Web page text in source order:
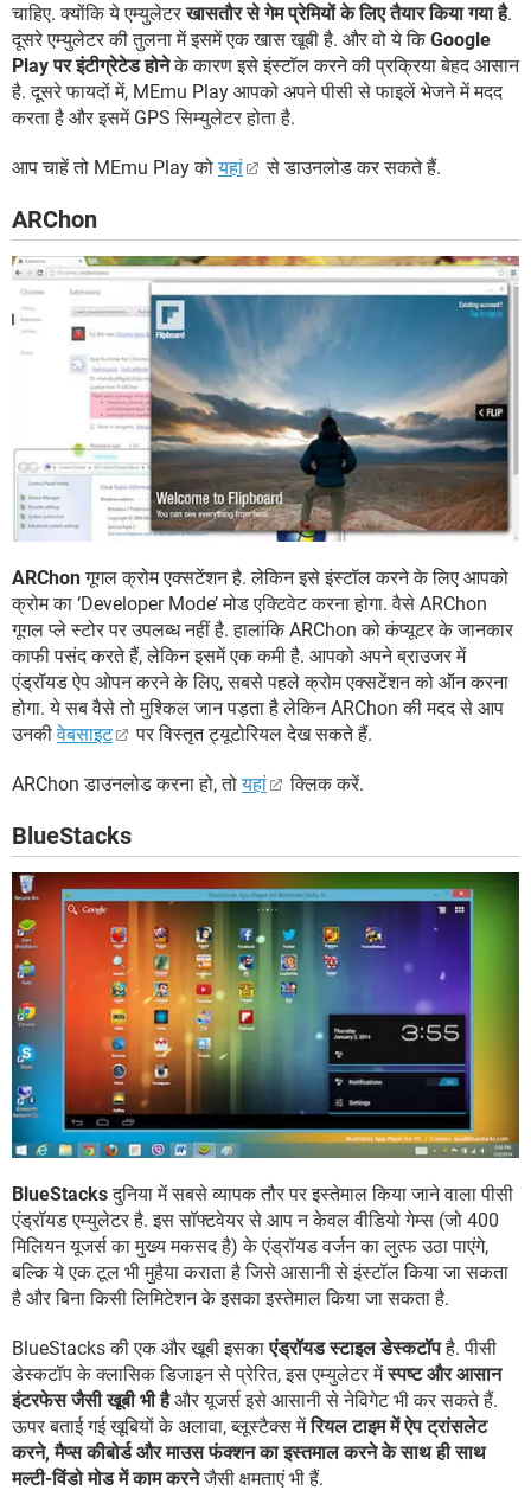
चाहिए. क्योंकि ये एम्युलेटरखासतौर से गेम प्रेमियों के लिए तैयार किया गया है.
दूसरे एम्युलेटर की तुलना में इसमें एक खास खूबी है. और वो ये किGoogle
Play पर इंटीग्रेटेड होनेके कारण इसे इंस्टॉल करने की प्रक्रिया बेहद आसान
है. दूसरे फायदों में, MEmu Play आपको अपने पीसी से फाइलें भेजने में मदद
करता है और इसमें GPS सिम्युलेटर होता है.
आप चाहें तो MEmu Play कोयहां से डाउनलोड कर सकते हैं.
ARChon
ARChonगूगल क्रोम एक्सटेंशन है. लेकिन इसे इंस्टॉल करने के लिए आपको
क्रोम का ‘Developer Mode’ मोड एक्टिवेट करना होगा. वैसे ARChon
गूगल प्ले स्टोर पर उपलब्ध नहीं है. हालांकि ARChon को कंप्यूटर के जानकार
काफी पसंद करते हैं, लेकिन इसमें एक कमी है. आपको अपने ब्राउजर में
एंड्रॉयड ऐप ओपन करने के लिए, सबसे पहले क्रोम एक्सटेंशन को ऑन करना
होगा. ये सब वैसे तो मुश्किल जान पड़ता है लेकिन ARChon की मदद से आप
उनकीवेबसाइट पर विस्तृत ट्यूटोरियल देख सकते हैं.
ARChon डाउनलोड करना हो, तोयहां क्लिक करें.
BlueStacks
BlueStacksदुनिया में सबसे व्यापक तौर पर इस्तेमाल किया जाने वाला पीसी
एंड्रॉयड एम्युलेटर है. इस सॉफ्टवेयर से आप न केवल वीडियो गेम्स (जो 400
मिलियन यूजर्स का मुख्य मकसद है) के एंड्रॉयड वर्जन का लुत्फ उठा पाएंगे,
बल्कि ये एक टूल भी मुहैया कराता है जिसे आसानी से इंस्टॉल किया जा सकता
है और बिना किसी लिमिटेशन के इसका इस्तेमाल किया जा सकता है.
BlueStacks की एक और खूबी इसकाएंड्रॉयड स्टाइल डेस्कटॉपहै. पीसी
डेस्कटॉप के क्लासिक डिजाइन से प्रेरित, इस एम्युलेटर मेंस्पष्ट और आसान
इंटरफेस जैसी खूबी भी हैऔर यूजर्स इसे आसानी से नेविगेट भी कर सकते हैं.
ऊपर बताई गई खूबियों के अलावा, ब्लूस्टैक्स मेंरियल टाइम में ऐप ट्रांसलेट
करने, मैप्स कीबोर्ड और माउस फंक्शन का इस्तमाल करने के साथ ही साथ
मल्टी-विंडो मोड में काम करनेजैसी क्षमताएं भी हैं.